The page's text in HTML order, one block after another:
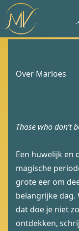
Over Marloes
Those who don’t
Een huwelijk en
magische
grote eer om
belangrijke dag.
dat doe je niet
ontdekken,